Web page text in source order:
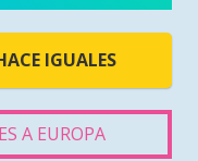
IGUALES
A EUROPA